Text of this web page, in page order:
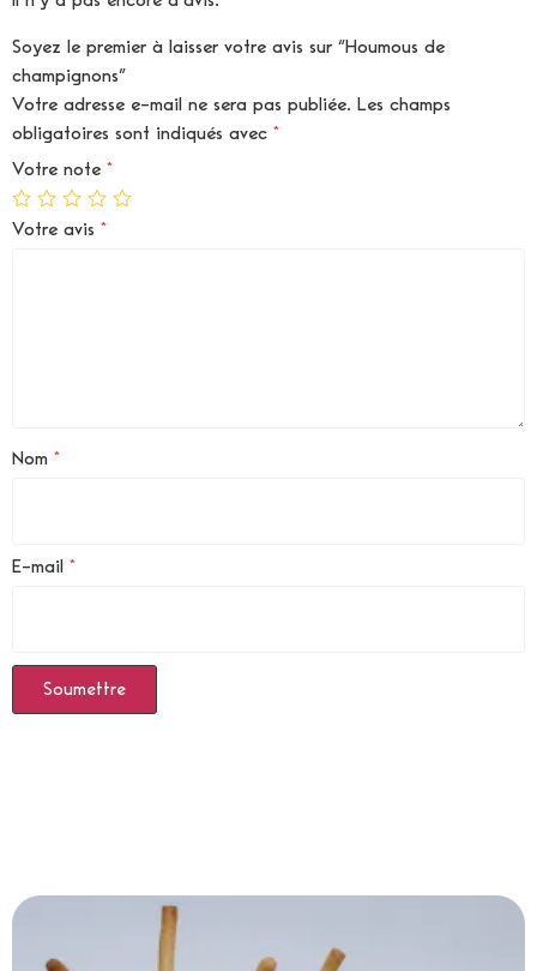
Soyez le premier à laisser votre avis sur “Houmous de
champignons”
Votre adresse e-mail ne sera pas publiée. Les champs
obligatoires sont indiqués avec *
Votre note *
Votre avis *
Nom *
E-mail *